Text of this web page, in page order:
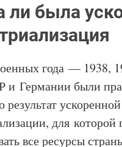
ли была
года — 1938,
Германии были
ускоренной
для
все ресурсы